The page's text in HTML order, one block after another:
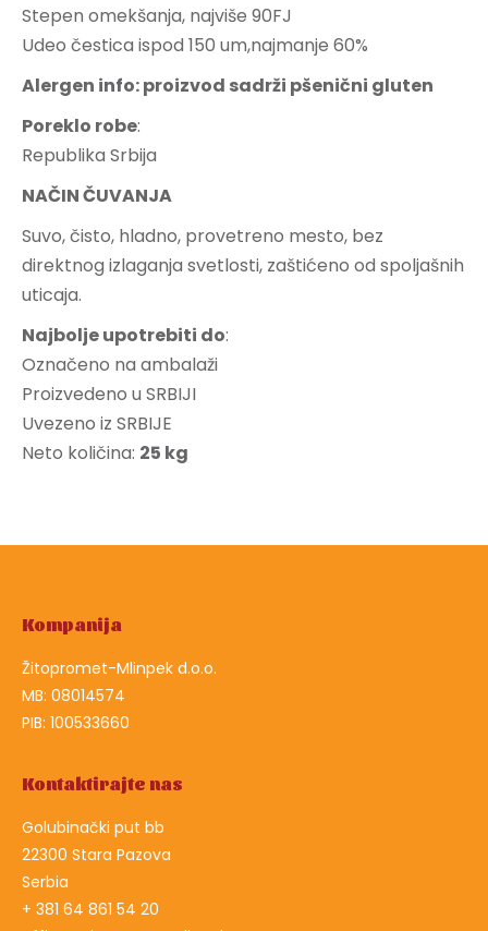
Stepen omekšanja, najviše 90FJ
Udeo čestica ispod 150 um,najmanje 60%
Alergen info: proizvod sadrži pšenični gluten
Poreklo robe:
Republika Srbija
NAČIN ČUVANJA
Suvo, čisto, hladno, provetreno mesto, bez
direktnog izlaganja svetlosti, zaštićeno od spoljašnih
uticaja.
Najbolje upotrebiti do:
Označeno na ambalaži
Proizvedeno u SRBIJI
Uvezeno iz SRBIJE
Neto količina: 25 kg
Kompanija
Žitopromet-Mlinpek d.o.o.
MB: 08014574
PIB: 100533660
Kontaktirajte nas
Golubinački put bb
22300 Stara Pazova
Serbia
+ 381 64 861 54 20